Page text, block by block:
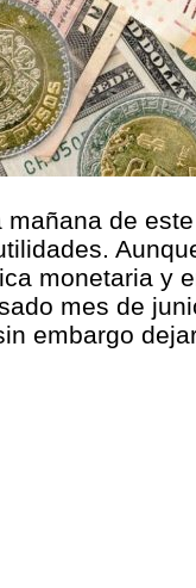
de
monetaria y
mes de
embargo